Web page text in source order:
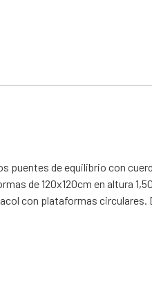
de equilibrio con
de 120x120cm en altura
con plataformas